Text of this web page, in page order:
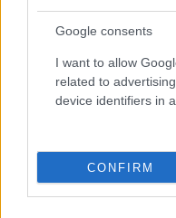
Google consents
I want to allow
related to
device identifiers in
CONFIRM